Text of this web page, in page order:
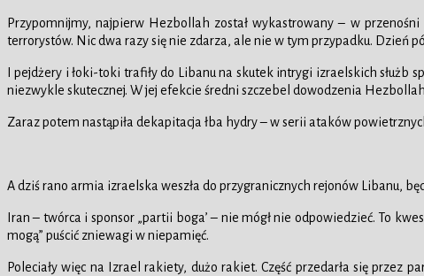
Przypomnijmy, najpierw Hezbollah został wykastrowany – w
terrorystów. Nic dwa razy się nie zdarza, ale nie w tym przypadku. Dzień
I pejdżery i łoki-toki trafiły do Libanu na skutek intrygi izraelskich
niezwykle skutecznej. W jej efekcie średni szczebel dowodzenia
Zaraz potem nastąpiła dekapitacja łba hydry – w serii ataków
A dziś rano armia izraelska weszła do przygranicznych rejonów Libanu,
Iran – twórca i sponsor „partii boga’ – nie mógł nie odpowiedzieć. To
mogą” puścić zniewagi w niepamięć.
Poleciały więc na Izrael rakiety, dużo rakiet. Część przedarła się